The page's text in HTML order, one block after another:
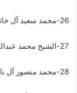
26-محمد سعيد آل خاتم ـ القطيف
27-الشيخ محمد عبدالغني آل عطية ـ سيهات
28-محمد منصور آل ناصر ـ القطيف